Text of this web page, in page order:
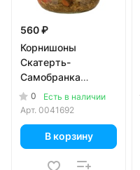
560 ₽
Корнишоны
Скатерть-
Самобранка
маринованные 720
гр
0
Есть в наличии
Арт. 0041692
В корзину